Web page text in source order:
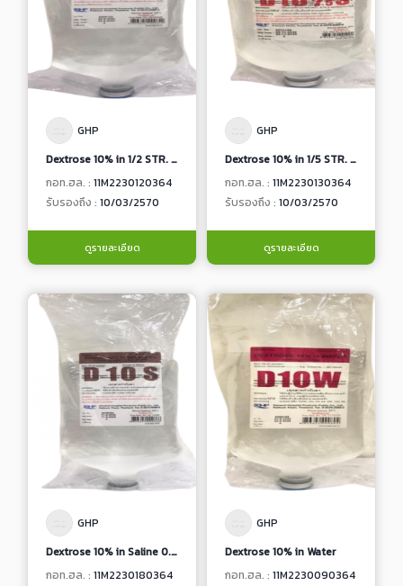
GHP
Dextrose 10% in 1/2 STR. Saline
กอท.ฮล. : 11M2230120364
รับรองถึง : 10/03/2570
ดูรายละเอียด
GHP
Dextrose 10% in 1/5 STR. Saline
กอท.ฮล. : 11M2230130364
รับรองถึง : 10/03/2570
ดูรายละเอียด
GHP
Dextrose 10% in Saline 0.9%
กอท.ฮล. : 11M2230180364
GHP
Dextrose 10% in Water
กอท.ฮล. : 11M2230090364